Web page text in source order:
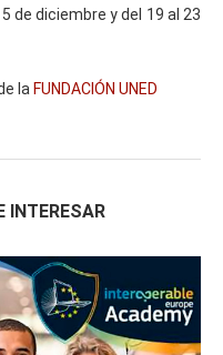
de diciembre y del 19 al 23
la FUNDACIÓN UNED
INTERESAR